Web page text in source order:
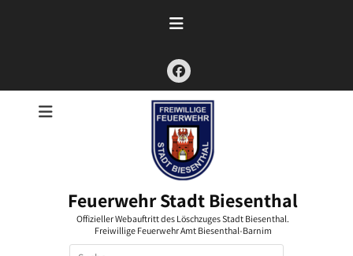
Facebook
Feuerwehr Stadt Biesenthal
Offizieller Webauftritt des Löschzuges Stadt Biesenthal.
Freiwillige Feuerwehr Amt Biesenthal-Barnim
Suchen